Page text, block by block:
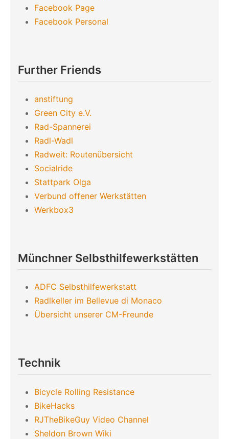
Facebook Page
Facebook Personal
Further Friends
anstiftung
Green City e.V.
Rad-Spannerei
Radl-Wadl
Radweit: Routenübersicht
Socialride
Stattpark Olga
Verbund offener Werkstätten
Werkbox3
Münchner Selbsthilfewerkstätten
ADFC Selbsthilfewerkstatt
Radlkeller im Bellevue di Monaco
Übersicht unserer CM-Freunde
Technik
Bicycle Rolling Resistance
BikeHacks
RJTheBikeGuy Video Channel
Sheldon Brown Wiki